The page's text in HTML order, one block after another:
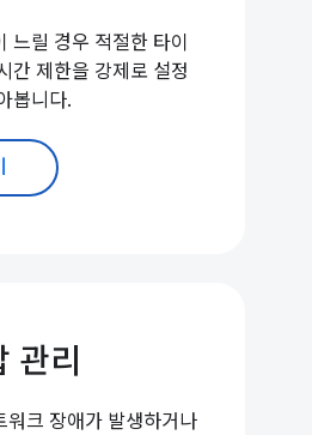
느릴 경우 적절한 타이
간 제한을 강제로 설정
봅니다.
관리
워크 장애가 발생하거나